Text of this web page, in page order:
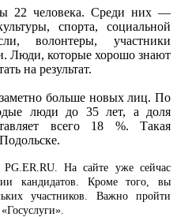
22 человека. Среди них —
спорта, социальной
волонтеры, участники
Люди, которые хорошо знают
на результат.
больше новых лиц. По
люди до 35 лет, а доля
всего 18 %. Такая
На сайте уже сейчас
кандидатов. Кроме того, вы
участников. Важно пройти